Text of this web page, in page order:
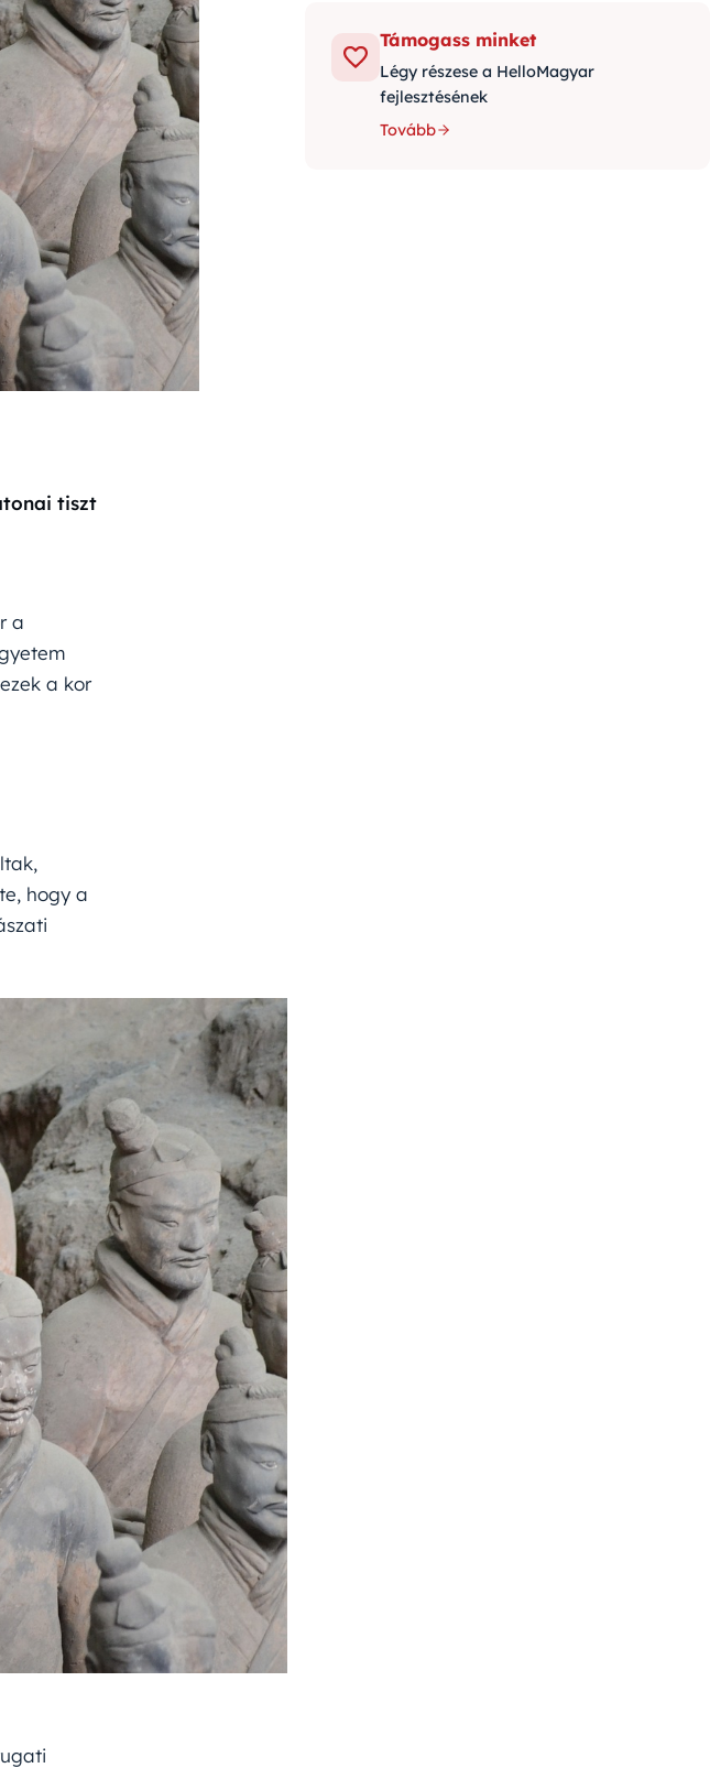
tiszt
a
a kor
hogy a
Támogass minket
Légy részese a HelloMagyar
fejlesztésének
Tovább